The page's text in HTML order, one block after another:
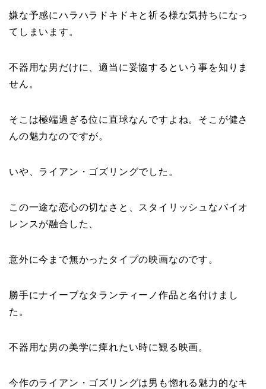
嫌な予感にハラハラドキドキと祈る様な気持ちになっ
てしまいます。
不器用な男だけに、適当に妥協するという事を知りま
せん。
そこは極端過ぎる位に直球なんですよね。そこが健さ
んの魅力なのですが。
いや、ライアン・ゴズリングでした。
この一途な恋心の切なさと、スタイリッシュなバイオ
レンスが融合した、
意外に今まで無かったタイプの映画なのです。
勝手にナイーブなタランティーノ作品と名付けまし
た。
不器用な男の美学に痺れたい時に観る映画。
今作のライアン・ゴズリングは男も惚れる魅力的なキ